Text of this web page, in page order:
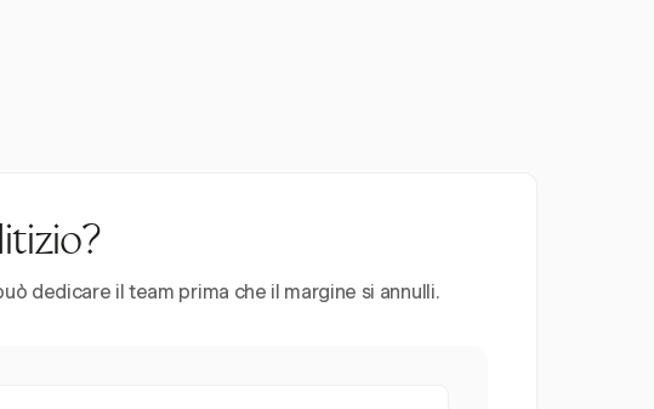
dedicare il team prima che il margine si annulli.